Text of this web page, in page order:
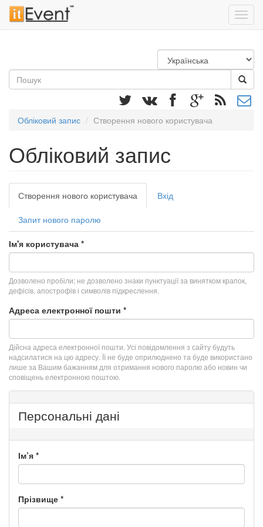
основного
матеріалу
Пошукова
Обліковий запис Створення нового користувача
Обліковий запис
Первинні
вкладки
Створення нового користувача (активна
вкладка)
Вхід
Запит нового паролю
Ім'я користувача *
Дозволено пробіли; не дозволено знаки пунктуації за винятком крапок,
дефісів, апострофів і символів підкреслення.
Адреса електронної пошти *
Дійсна адреса електронної пошти. Усі повідомлення з сайту будуть
надсилатися на цю адресу. Її не буде оприлюднено та буде використано
лише за Вашим бажанням для отримання нового паролю або новин чи
сповіщень електронною поштою.
Персональні дані
Ім’я *
Прізвище *